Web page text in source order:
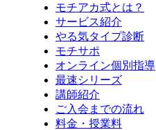
モチアカ式とは？
サービス紹介
やる気タイプ診断
モチサポ
オンライン個別指導
最速シリーズ
講師紹介
ご入会までの流れ
料金・授業料